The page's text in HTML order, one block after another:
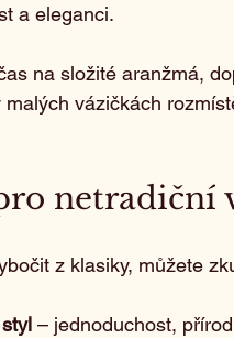
a eleganci.
na složité aranžmá,
vázičkách
netradiční
z klasiky, můžete
– jednoduchost,